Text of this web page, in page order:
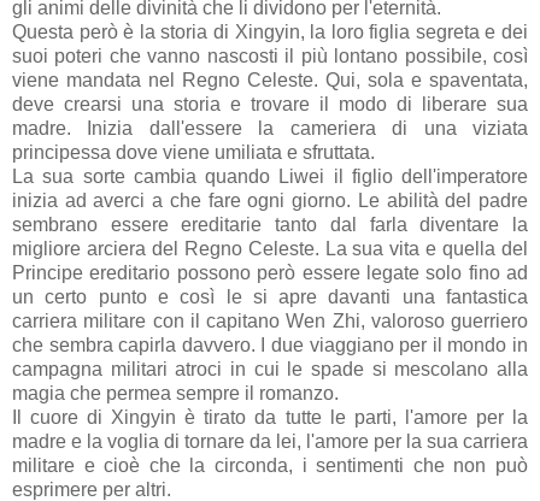
gli animi delle divinità che li dividono per l'eternità.
Questa però è la storia di Xingyin, la loro figlia segreta e dei
suoi poteri che vanno nascosti il più lontano possibile, così
viene mandata nel Regno Celeste. Qui, sola e spaventata,
deve crearsi una storia e trovare il modo di liberare sua
madre. Inizia dall'essere la cameriera di una viziata
principessa dove viene umiliata e sfruttata.
La sua sorte cambia quando Liwei il figlio dell'imperatore
inizia ad averci a che fare ogni giorno. Le abilità del padre
sembrano essere ereditarie tanto dal farla diventare la
migliore arciera del Regno Celeste. La sua vita e quella del
Principe ereditario possono però essere legate solo fino ad
un certo punto e così le si apre davanti una fantastica
carriera militare con il capitano Wen Zhi, valoroso guerriero
che sembra capirla davvero. I due viaggiano per il mondo in
campagna militari atroci in cui le spade si mescolano alla
magia che permea sempre il romanzo.
Il cuore di Xingyin è tirato da tutte le parti, l'amore per la
madre e la voglia di tornare da lei, l'amore per la sua carriera
militare e cioè che la circonda, i sentimenti che non può
esprimere per altri.